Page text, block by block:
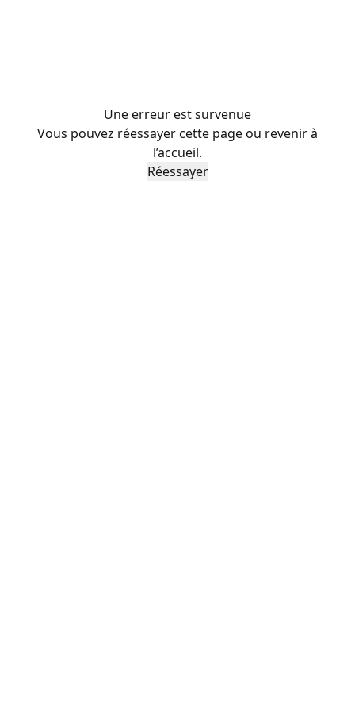
Une erreur est survenue
Vous pouvez réessayer cette page ou revenir à
l’accueil.
Réessayer